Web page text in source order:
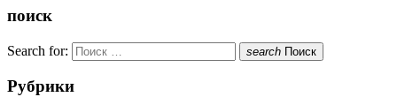
поиск
Search for: search Поиск
Рубрики